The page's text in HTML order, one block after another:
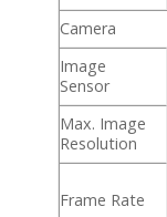
Camera
Image
Sensor
Max. Image
Resolution
Frame Rate